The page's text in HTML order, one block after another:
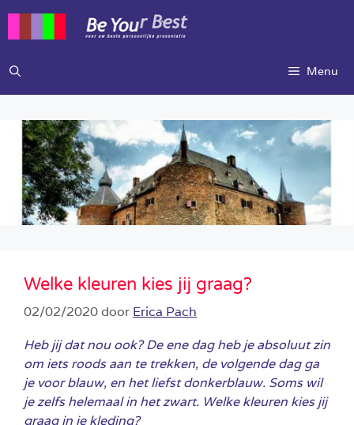
inhoud
Menu
Welke kleuren kies jij graag?
02/02/2020door Erica Pach
Heb jij dat nou ook? De ene dag heb je absoluut zin
om iets roods aan te trekken, de volgende dag ga
je voor blauw, en het liefst donkerblauw. Soms wil
je zelfs helemaal in het zwart. Welke kleuren kies jij
graag in je kleding?